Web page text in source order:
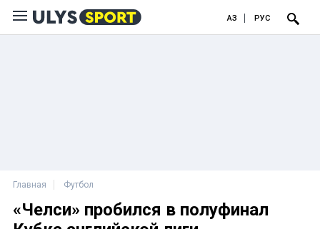
ҚАЗ РУС
Главная Футбол
«Челси» пробился в полуфинал